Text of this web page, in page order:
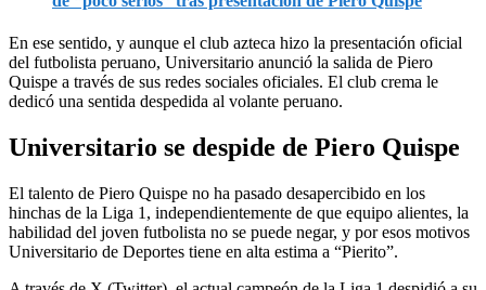
En ese sentido, y aunque el club azteca hizo la presentación oficial
del futbolista peruano, Universitario anunció la salida de Piero
Quispe a través de sus redes sociales oficiales. El club crema le
dedicó una sentida despedida al volante peruano.
Universitario se despide de Piero Quispe
El talento de Piero Quispe no ha pasado desapercibido en los
hinchas de la Liga 1, independientemente de que equipo alientes, la
habilidad del joven futbolista no se puede negar, y por esos motivos
Universitario de Deportes tiene en alta estima a “Pierito”.